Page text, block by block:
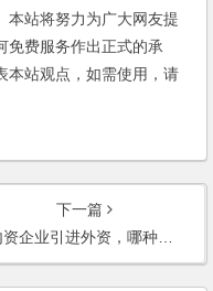
本站将努力为广大网友提
免费服务作出正式的承
本站观点，如需使用，请
下一篇
企业引进外资，哪种情况下才能不改变企业性质？